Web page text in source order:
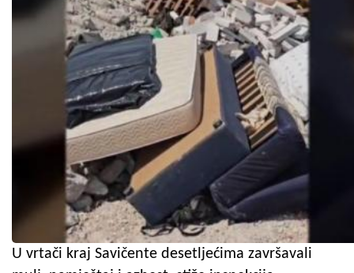
U vrtači kraj Savičente desetljećima završavali